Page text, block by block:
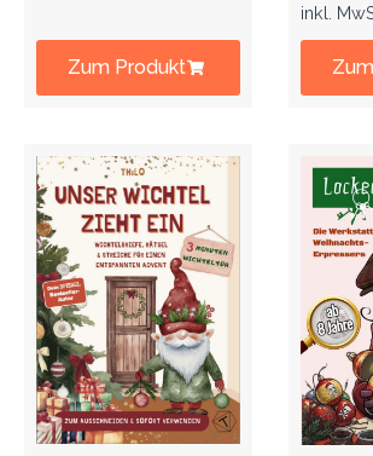
Zum Produkt
inkl.